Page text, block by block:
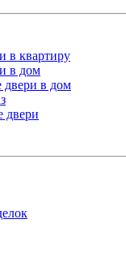
в квартиру
в дом
двери в дом
двери